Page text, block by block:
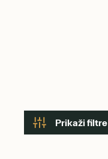
Prikaži filtre